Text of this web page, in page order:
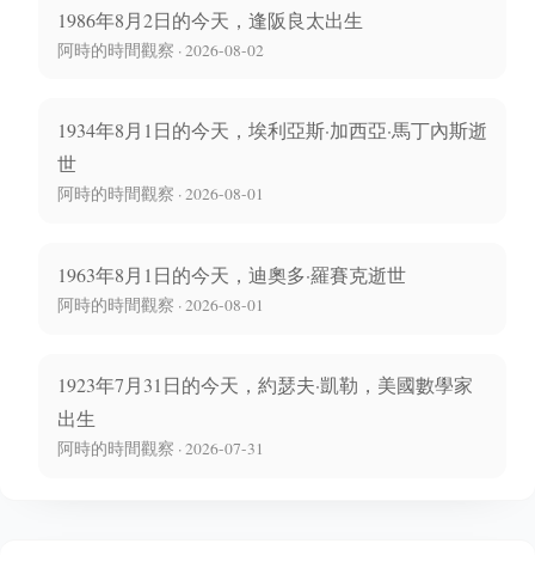
1986年8月2日的今天，逢阪良太出生
阿時的時間觀察 · 2026-08-02
1934年8月1日的今天，埃利亞斯·加西亞·馬丁內斯逝
世
阿時的時間觀察 · 2026-08-01
1963年8月1日的今天，迪奧多·羅賽克逝世
阿時的時間觀察 · 2026-08-01
1923年7月31日的今天，約瑟夫·凱勒，美國數學家
出生
阿時的時間觀察 · 2026-07-31